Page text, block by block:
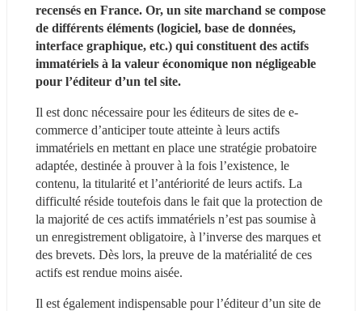
recensés en France. Or, un site marchand se compose
de différents éléments (logiciel, base de données,
interface graphique, etc.) qui constituent des actifs
immatériels à la valeur économique non négligeable
pour l’éditeur d’un tel site.
Il est donc nécessaire pour les éditeurs de sites de e-
commerce d’anticiper toute atteinte à leurs actifs
immatériels en mettant en place une stratégie probatoire
adaptée, destinée à prouver à la fois l’existence, le
contenu, la titularité et l’antériorité de leurs actifs. La
difficulté réside toutefois dans le fait que la protection de
la majorité de ces actifs immatériels n’est pas soumise à
un enregistrement obligatoire, à l’inverse des marques et
des brevets. Dès lors, la preuve de la matérialité de ces
actifs est rendue moins aisée.
Il est également indispensable pour l’éditeur d’un site de